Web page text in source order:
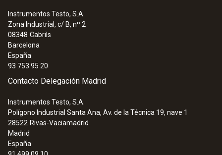
Instrumentos Testo, S.A.
Zona Industrial, c/ B, nº 2
08348 Cabrils
Barcelona
España
93 753 95 20
Contacto Delegación Madrid
Instrumentos Testo, S.A.
Polígono Industrial Santa Ana, Av. de la Técnica 19, nave 1
28522 Rivas-Vaciamadrid
Madrid
España